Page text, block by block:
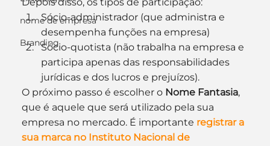
nome de empresa
Branding
Sócio-administrador (que administra e
desempenha funções na empresa)
Sócio-quotista (não trabalha na empresa e
participa apenas das responsabilidades
jurídicas e dos lucros e prejuízos).
O próximo passo é escolher o Nome Fantasia,
que é aquele que será utilizado pela sua
empresa no mercado. É importante registrar a
sua marca no Instituto Nacional de